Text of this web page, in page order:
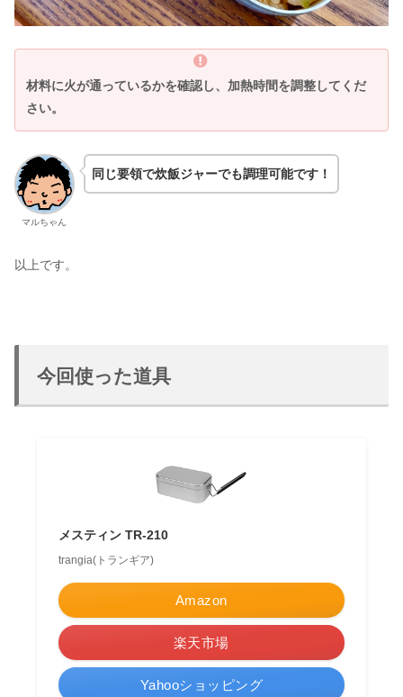
材料に火が通っているかを確認し、加熱時間を調整してくだ
さい。
マルちゃん
同じ要領で炊飯ジャーでも調理可能です！
以上です。
今回使った道具
メスティン TR-210
trangia(トランギア)
Amazon
楽天市場
Yahooショッピング